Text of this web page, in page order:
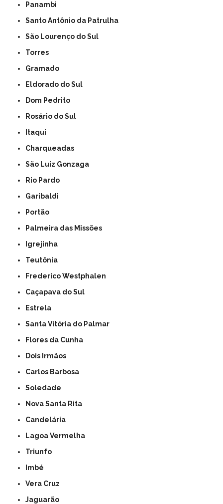
Panambi
Santo Antônio da Patrulha
São Lourenço do Sul
Torres
Gramado
Eldorado do Sul
Dom Pedrito
Rosário do Sul
Itaqui
Charqueadas
São Luiz Gonzaga
Rio Pardo
Garibaldi
Portão
Palmeira das Missões
Igrejinha
Teutônia
Frederico Westphalen
Caçapava do Sul
Estrela
Santa Vitória do Palmar
Flores da Cunha
Dois Irmãos
Carlos Barbosa
Soledade
Nova Santa Rita
Candelária
Lagoa Vermelha
Triunfo
Imbé
Vera Cruz
Jaguarão